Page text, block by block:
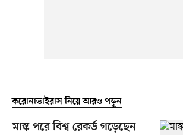
করোনাভাইরাস নিয়ে আরও পড়ুন
মাস্ক পরে বিশ্ব রেকর্ড গড়েছেন